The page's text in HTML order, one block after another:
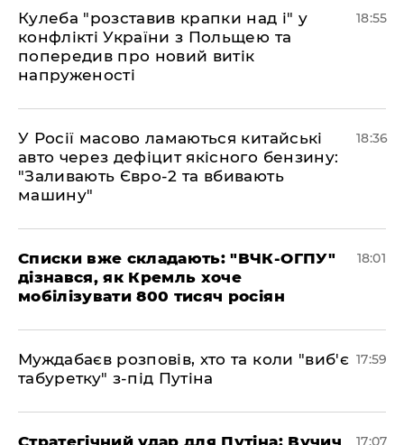
Кулеба "розставив крапки над і" у
конфлікті України з Польщею та
попередив про новий витік
напруженості
18:55
У Росії масово ламаються китайські
авто через дефіцит якісного бензину:
"Заливають Євро-2 та вбивають
машину"
18:36
Списки вже складають: "ВЧК-ОГПУ"
дізнався, як Кремль хоче
мобілізувати 800 тисяч росіян
18:01
Муждабаєв розповів, хто та коли "виб'є
табуретку" з-під Путіна
17:59
Стратегічний удар для Путіна: Вучич
17:07